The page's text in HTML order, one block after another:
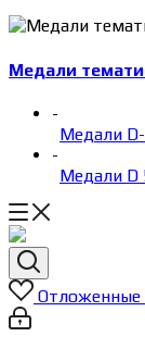
Медали
-
Медали
-
Медали D
Отложенные